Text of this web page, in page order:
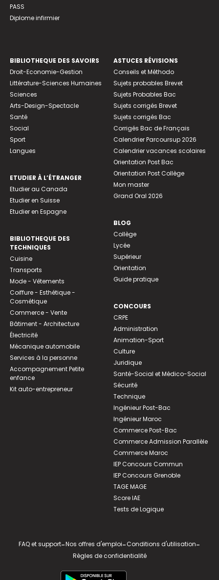
PASS
Diplome infirmier
BIBLIOTHEQUE DES SAVOIRS
Droit-Economie-Gestion
Littérature-Sciences Humaines
Sciences
Arts-Design-Spectacle
Santé
Social
Sport
Langues
ETUDIER À L’ÉTRANGER
Etudier au Canada
Etudier en Suisse
Etudier en Espagne
BIBLIOTHEQUE DES
TECHNIQUES
Cuisine
Transports
Mode - Vêtements
Coiffure - Esthétique -
Cosmétique
Commerce - Vente
Bâtiment - Architecture
Électricité
Mécanique automobile
Services à la personne
Accompagnement Petite
enfance
Kit auto-entrepreneur
ASTUCES RÉVISIONS
Conseils et Méthodo
Sujets probables Brevet
Sujets Probables Bac
Sujets corrigés Brevet
Sujets corrigés Bac
Corrigés Bac de Français
Calendrier Parcoursup 2026
Calendrier vacances scolaires
Orientation Post Bac
Orientation Post Collège
Mon master
Grand Oral 2026
BLOG
Collège
Lycée
Supérieur
Orientation
Guide pratique
CONCOURS
CRPE
Administration
Animation-Sport
Culture
Juridique
Santé-Social et Médico-Social
Sécurité
Technique
Ingénieur Post-Bac
Ingénieur Maroc
Commerce Post-Bac
Commerce Admission Parallèle
Commerce Maroc
IEP Concours Commun
IEP Concours Grenoble
TAGE MAGE
Score IAE
Tests de Logique
FAQ et support-Nos offres d'emploi-Conditions d'utilisation-
Règles de confidentialité